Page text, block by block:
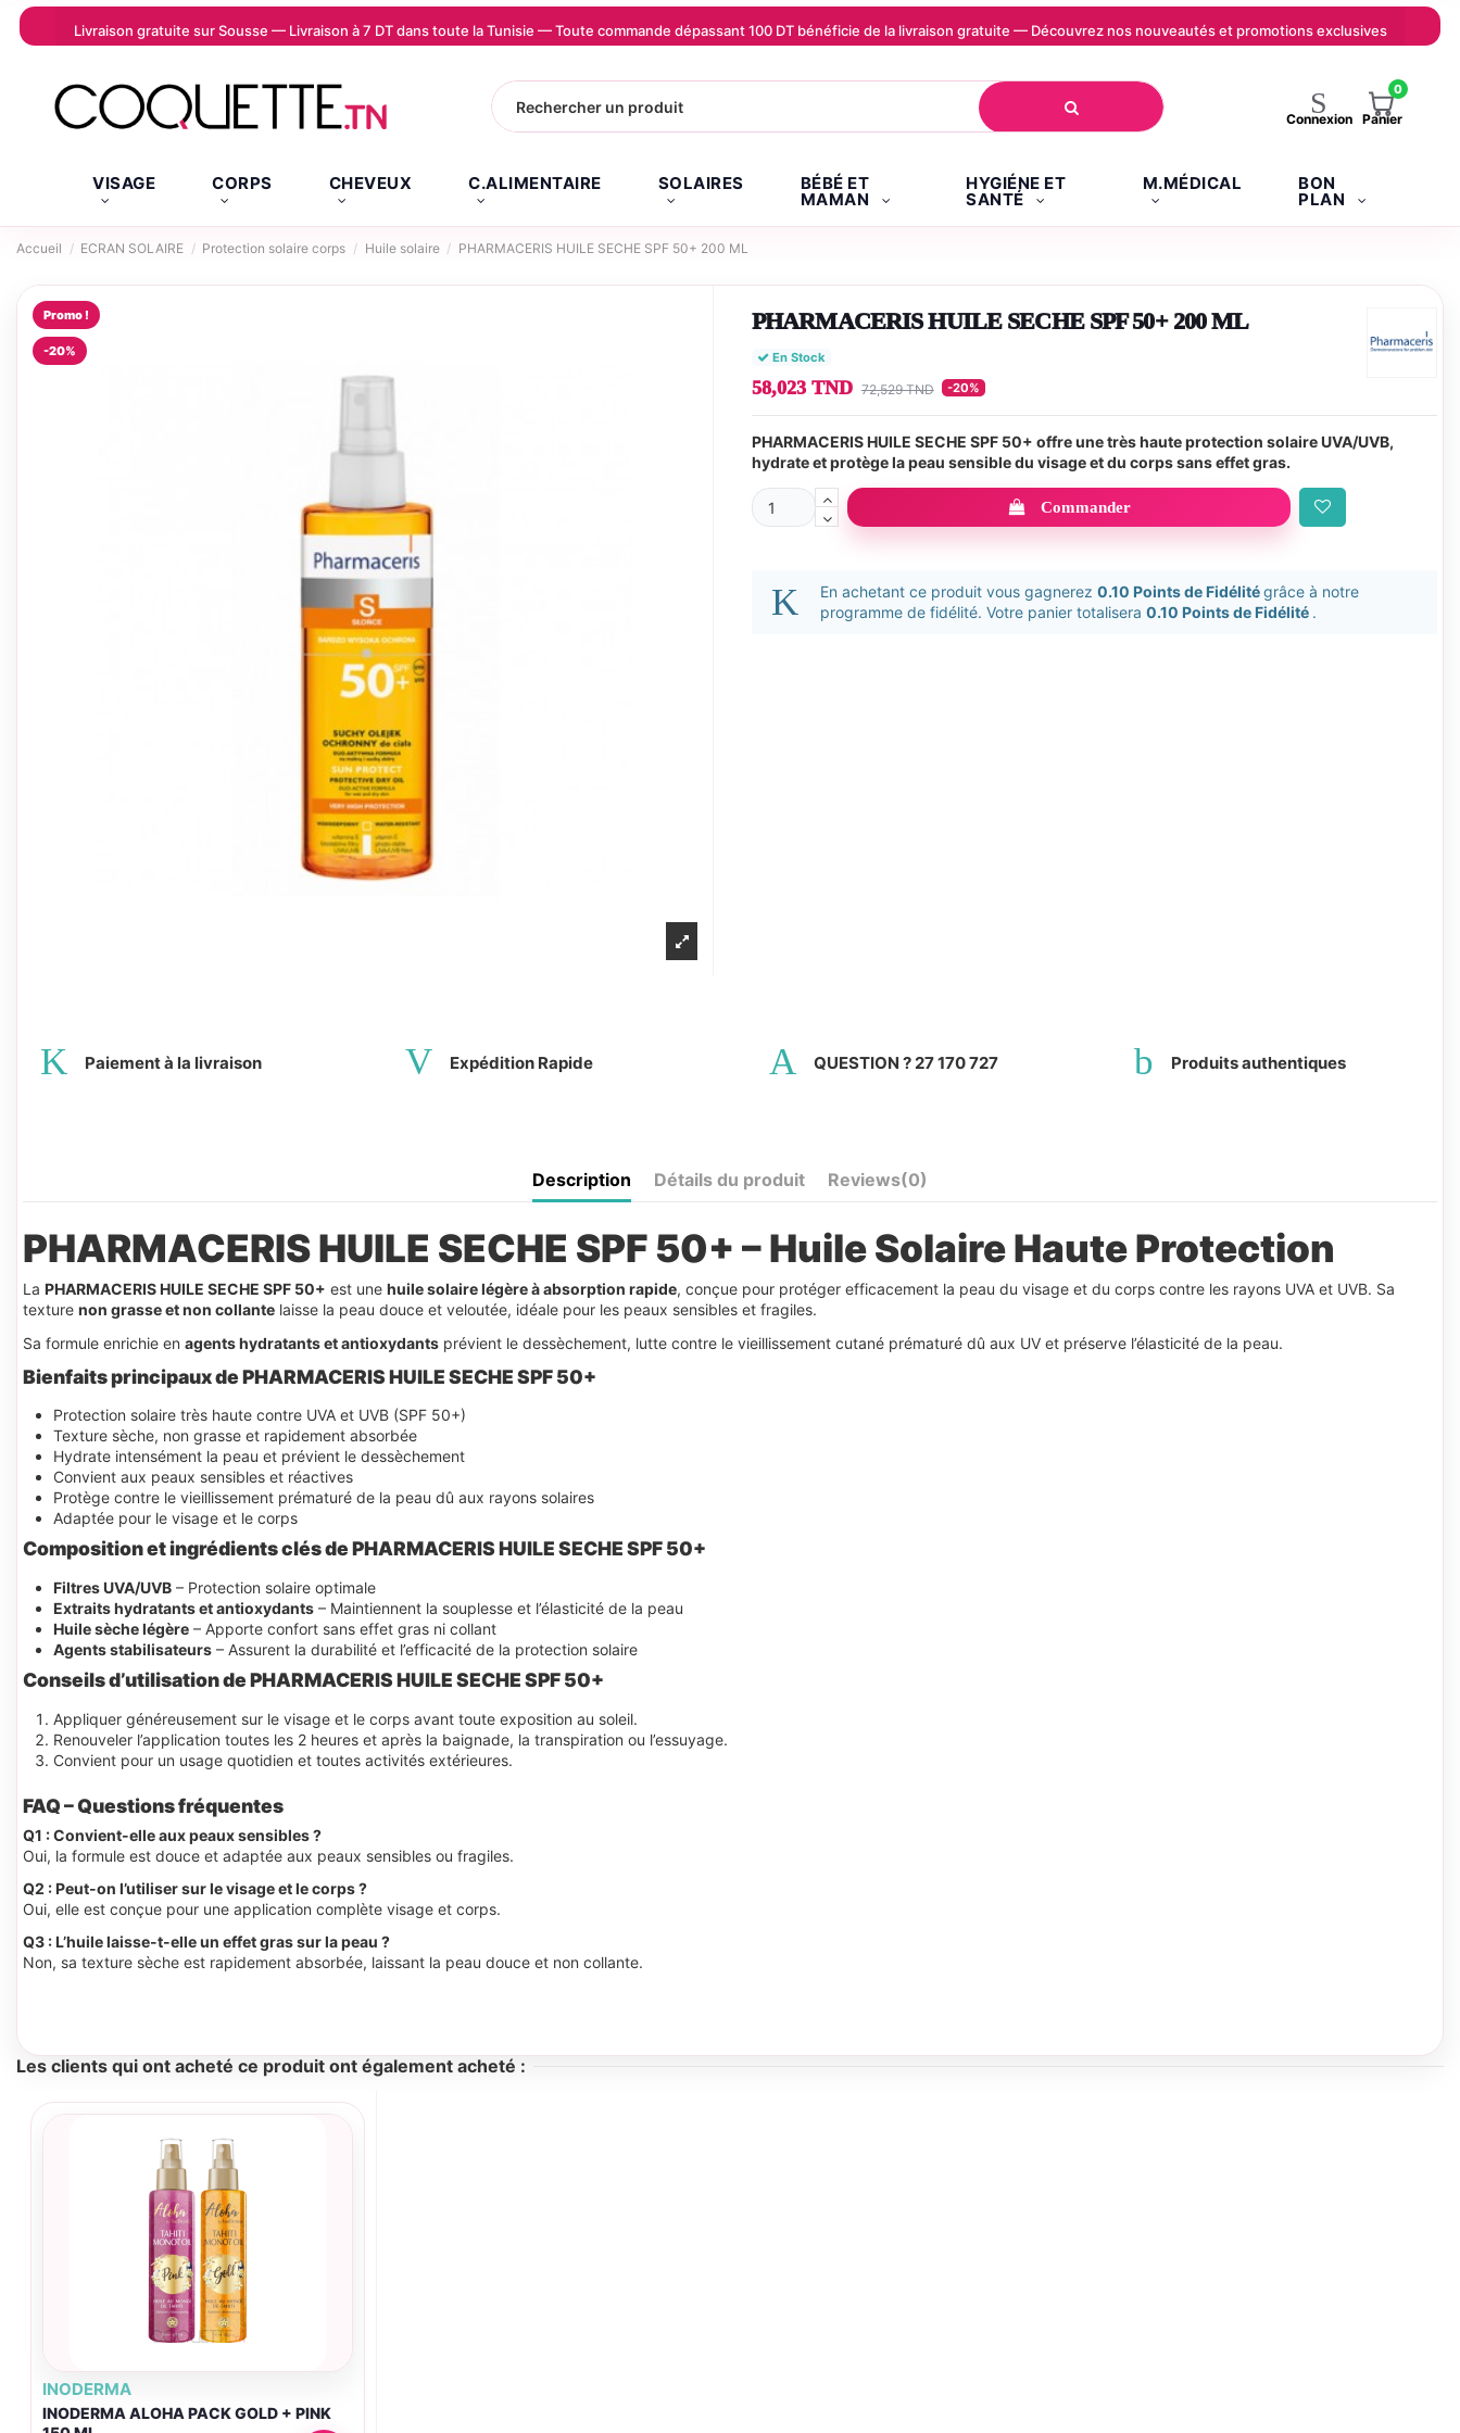
Livraison gratuite sur Sousse — Livraison à 7 DT dans toute la Tunisie — Toute commande dépassant 100 DT bénéficie de la livraison gratuite — Découvrez nos nouveautés et promotions exclusives
Connexion
0
Panier
VISAGE CORPS CHEVEUX C.ALIMENTAIRE SOLAIRES BÉBÉ ET
MAMAN
HYGIÉNE ET
SANTÉ
M.MÉDICAL BON
PLAN
Accueil ECRAN SOLAIRE Protection solaire corps Huile solaire PHARMACERIS HUILE SECHE SPF 50+ 200 ML
Promo !
-20%
PHARMACERIS HUILE SECHE SPF 50+ 200 ML
En Stock
58,023 TND 72,529 TND -20%
PHARMACERIS HUILE SECHE SPF 50+ offre une très haute protection solaire UVA/UVB,
hydrate et protège la peau sensible du visage et du corps sans effet gras.
Commander
En achetant ce produit vous gagnerez 0.10 Points de Fidélitégrâce à notre
programme de fidélité. Votre panier totalisera 0.10 Points de Fidélité .
Paiement à la livraison Expédition Rapide QUESTION ? 27 170 727 Produits authentiques
Description Détails du produit Reviews(0)
PHARMACERIS HUILE SECHE SPF 50+ – Huile Solaire Haute Protection
La PHARMACERIS HUILE SECHE SPF 50+ est une huile solaire légère à absorption rapide, conçue pour protéger efficacement la peau du visage et du corps contre les rayons UVA et UVB. Sa
texture non grasse et non collante laisse la peau douce et veloutée, idéale pour les peaux sensibles et fragiles.
Sa formule enrichie en agents hydratants et antioxydants prévient le dessèchement, lutte contre le vieillissement cutané prématuré dû aux UV et préserve l’élasticité de la peau.
Bienfaits principaux de PHARMACERIS HUILE SECHE SPF 50+
Protection solaire très haute contre UVA et UVB (SPF 50+)
Texture sèche, non grasse et rapidement absorbée
Hydrate intensément la peau et prévient le dessèchement
Convient aux peaux sensibles et réactives
Protège contre le vieillissement prématuré de la peau dû aux rayons solaires
Adaptée pour le visage et le corps
Composition et ingrédients clés de PHARMACERIS HUILE SECHE SPF 50+
Filtres UVA/UVB – Protection solaire optimale
Extraits hydratants et antioxydants – Maintiennent la souplesse et l’élasticité de la peau
Huile sèche légère – Apporte confort sans effet gras ni collant
Agents stabilisateurs – Assurent la durabilité et l’efficacité de la protection solaire
Conseils d’utilisation de PHARMACERIS HUILE SECHE SPF 50+
Appliquer généreusement sur le visage et le corps avant toute exposition au soleil.
Renouveler l’application toutes les 2 heures et après la baignade, la transpiration ou l’essuyage.
Convient pour un usage quotidien et toutes activités extérieures.
FAQ – Questions fréquentes
Q1 : Convient-elle aux peaux sensibles ?
Oui, la formule est douce et adaptée aux peaux sensibles ou fragiles.
Q2 : Peut-on l’utiliser sur le visage et le corps ?
Oui, elle est conçue pour une application complète visage et corps.
Q3 : L’huile laisse-t-elle un effet gras sur la peau ?
Non, sa texture sèche est rapidement absorbée, laissant la peau douce et non collante.
Les clients qui ont acheté ce produit ont également acheté :
INODERMA
INODERMA ALOHA PACK GOLD + PINK